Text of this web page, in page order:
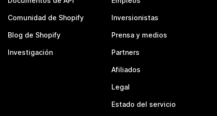
Comunidad de Shopify
Blog de Shopify
Investigación
Inversionistas
Prensa y medios
Partners
Afiliados
Legal
Estado del servicio